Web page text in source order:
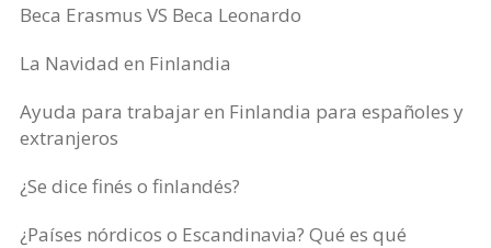
Beca Erasmus VS Beca Leonardo
La Navidad en Finlandia
Ayuda para trabajar en Finlandia para españoles y
extranjeros
¿Se dice finés o finlandés?
¿Países nórdicos o Escandinavia? Qué es qué